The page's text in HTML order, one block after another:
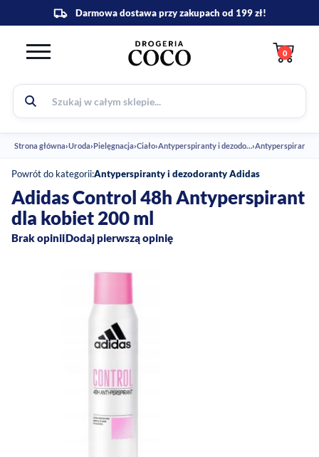
0
Strona główna›Uroda›Pielęgnacja›Ciało› Antyperspiranty i dezodoranty›
Powrót do kategorii:Antyperspiranty i dezodoranty Adidas
Adidas Control 48h Antyperspirant
dla kobiet 200 ml
Brak opiniiDodaj pierwszą opinię